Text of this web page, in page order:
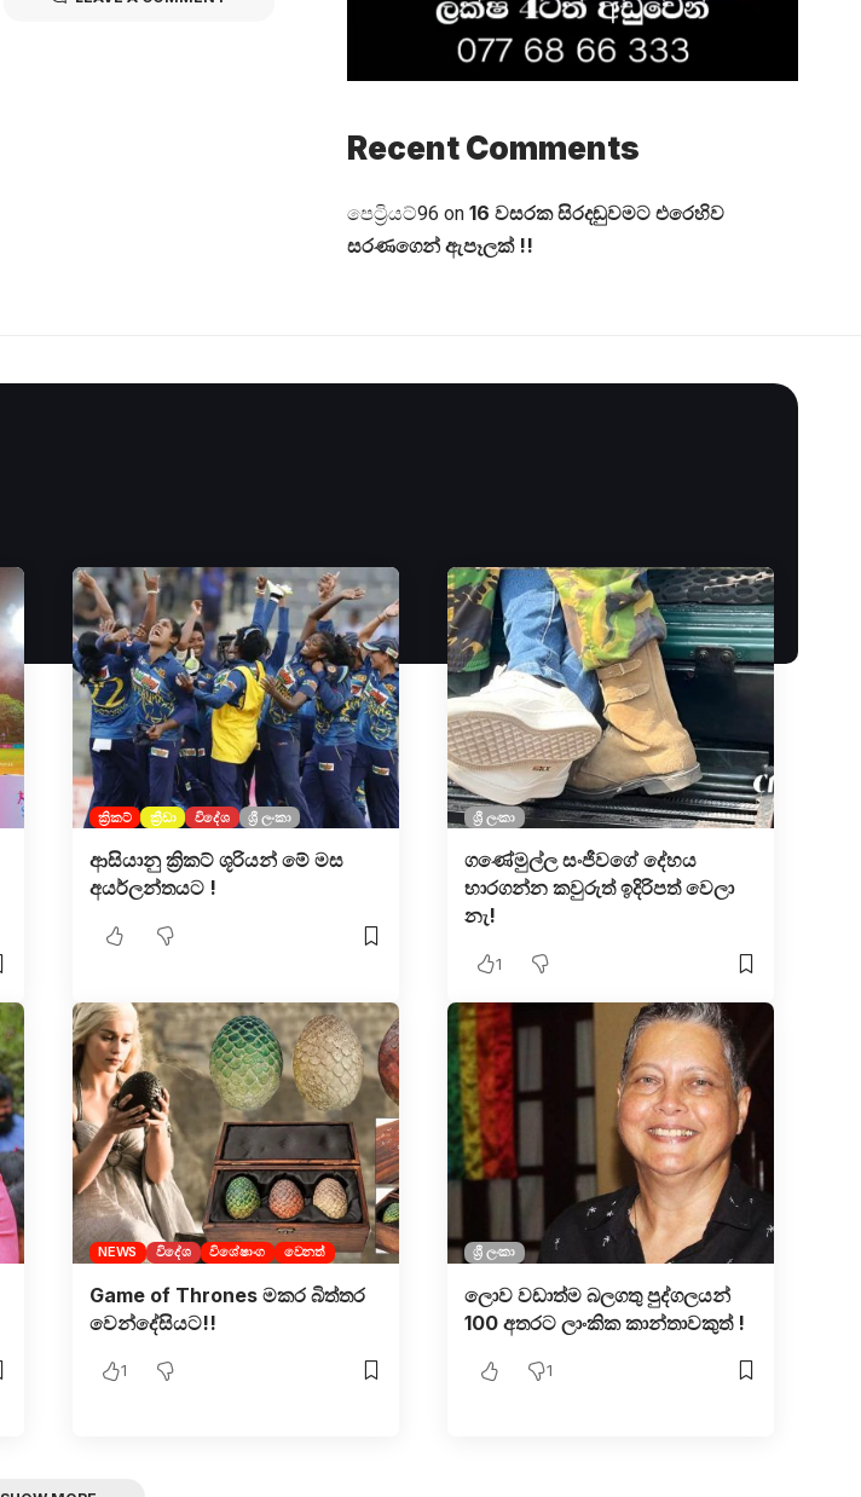
Recent Comments
පෙට්‍රියට්96 on 16 වසරක සිරදඬුවමට එරෙහිව
සරණගෙන් ඇපෑලක් !!
ක්‍රිකට් ක්‍රීඩා විදේශ ශ්‍රී ලංකා
ආසියානු ක්‍රිකට් ශූරියන් මේ මස
අයර්ලන්තයට !
ශ්‍රී ලංකා
ගණේමුල්ල සංජීවගේ දේහය
භාරගන්න කවුරුත් ඉදිරිපත් වෙලා
නැ!
1
NEWS විදේශ විශේෂාංග වෙනත්
Game of Thrones මකර බිත්තර
වෙන්දේසියට!!
1
ශ්‍රී ලංකා
ලොව වඩාත්ම බලගතු පුද්ගලයන්
100 අතරට ලාංකික කාන්තාවකුත් !
1